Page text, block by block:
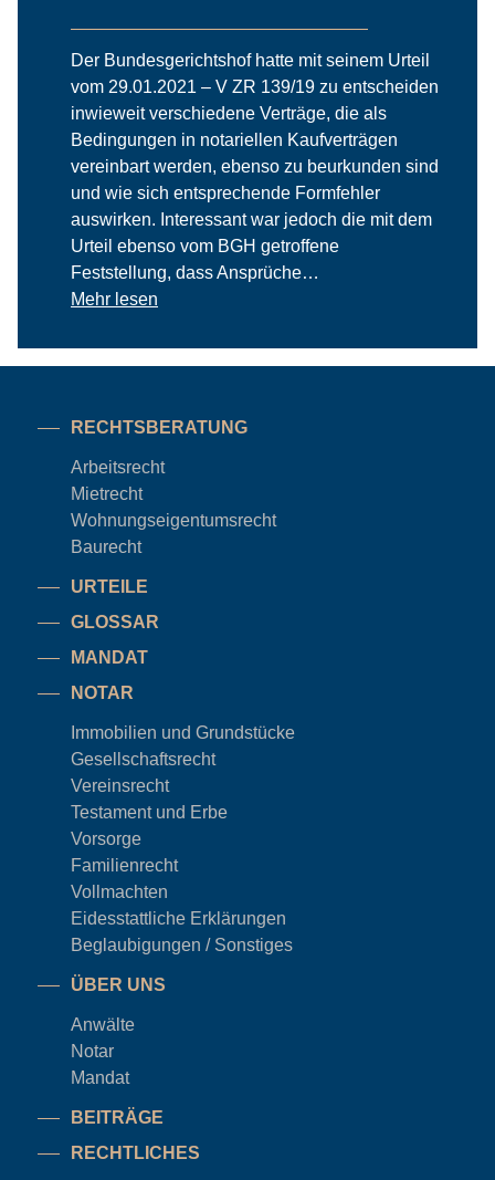
Der Bundesgerichtshof hatte mit seinem Urteil
vom 29.01.2021 – V ZR 139/19 zu entscheiden
inwieweit verschiedene Verträge, die als
Bedingungen in notariellen Kaufverträgen
vereinbart werden, ebenso zu beurkunden sind
und wie sich entsprechende Formfehler
auswirken. Interessant war jedoch die mit dem
Urteil ebenso vom BGH getroffene
Feststellung, dass Ansprüche…
Mehr lesen
RECHTSBERATUNG
Arbeitsrecht
Mietrecht
Wohnungseigentumsrecht
Baurecht
URTEILE
GLOSSAR
MANDAT
NOTAR
Immobilien und Grundstücke
Gesellschaftsrecht
Vereinsrecht
Testament und Erbe
Vorsorge
Familienrecht
Vollmachten
Eidesstattliche Erklärungen
Beglaubigungen / Sonstiges
ÜBER UNS
Anwälte
Notar
Mandat
BEITRÄGE
RECHTLICHES